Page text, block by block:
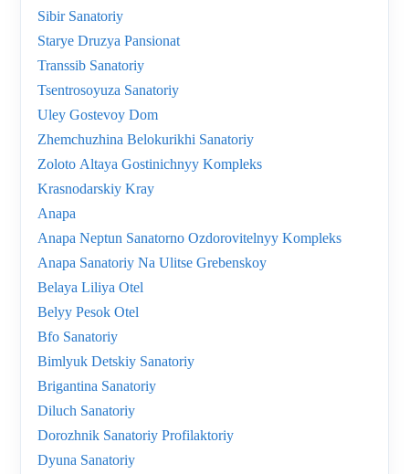
Sibir Sanatoriy
Starye Druzya Pansionat
Transsib Sanatoriy
Tsentrosoyuza Sanatoriy
Uley Gostevoy Dom
Zhemchuzhina Belokurikhi Sanatoriy
Zoloto Altaya Gostinichnyy Kompleks
Krasnodarskiy Kray
Anapa
Anapa Neptun Sanatorno Ozdorovitelnyy Kompleks
Anapa Sanatoriy Na Ulitse Grebenskoy
Belaya Liliya Otel
Belyy Pesok Otel
Bfo Sanatoriy
Bimlyuk Detskiy Sanatoriy
Brigantina Sanatoriy
Diluch Sanatoriy
Dorozhnik Sanatoriy Profilaktoriy
Dyuna Sanatoriy